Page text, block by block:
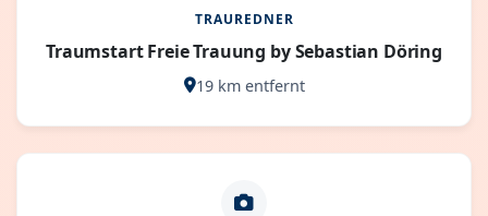
TRAUREDNER
Traumstart Freie Trauung by Sebastian Döring
19 km entfernt